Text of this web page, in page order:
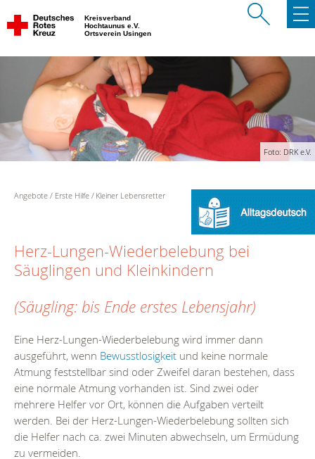
Kreisverband
Hochtaunus e.V.
Ortsverein Usingen
Foto: DRK e.V.
Angebote Erste Hilfe Kleiner Lebensretter
Herz-Lungen-Wiederbelebung bei
Säuglingen und Kleinkindern
(Säugling: bis Ende erstes Lebensjahr)
Eine Herz-Lungen-Wiederbelebung wird immer dann
ausgeführt, wenn Bewusstlosigkeit und keine normale
Atmung feststellbar sind oder Zweifel daran bestehen, dass
eine normale Atmung vorhanden ist. Sind zwei oder
mehrere Helfer vor Ort, können die Aufgaben verteilt
werden. Bei der Herz-Lungen-Wiederbelebung sollten sich
die Helfer nach ca. zwei Minuten abwechseln, um Ermüdung
zu vermeiden.